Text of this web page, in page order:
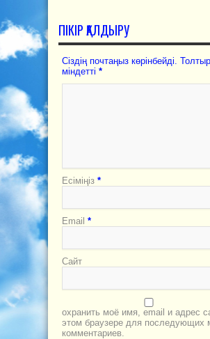
ПІКІР ҚАЛДЫРУ
Сіздің почтаңыз көрінбейді.
міндетті *
Есіміңіз *
Email *
Сайт
охранить моё имя, email и адрес
этом браузере для последующих
комментариев.